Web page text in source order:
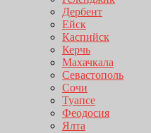
Дербент
Ейск
Каспийск
Керчь
Махачкала
Севастополь
Сочи
Туапсе
Феодосия
Ялта